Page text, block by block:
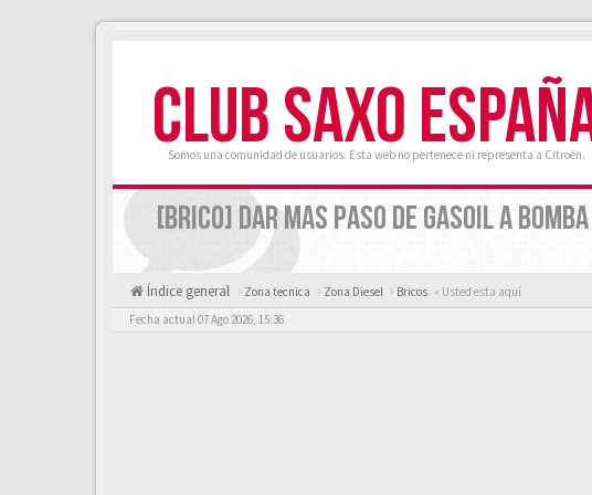
CLUB SAXO
Somos una comunidad de usuarios. Esta web no pertenece ni representa a Citroën.
[BRICO] DAR MAS PASO DE GASOIL A
Índice general Zona tecnica Zona Diesel Bricos « Usted esta aquí
Fecha actual 07 Ago 2026, 15:36